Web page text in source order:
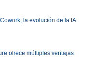
la evolución de la IA
ofrece múltiples ventajas